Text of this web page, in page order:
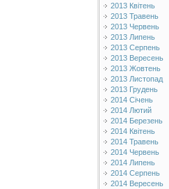
2013 Квітень
2013 Травень
2013 Червень
2013 Липень
2013 Серпень
2013 Вересень
2013 Жовтень
2013 Листопад
2013 Грудень
2014 Січень
2014 Лютий
2014 Березень
2014 Квітень
2014 Травень
2014 Червень
2014 Липень
2014 Серпень
2014 Вересень